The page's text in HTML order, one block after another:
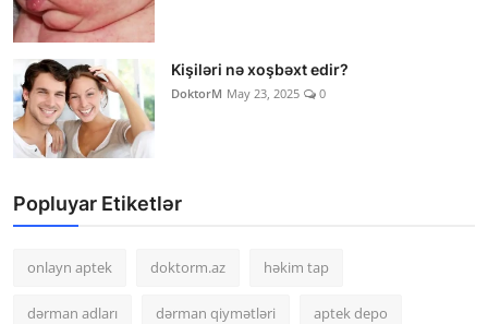
Kişiləri nə xoşbəxt edir?
DoktorM May 23, 2025 0
Popluyar Etiketlər
onlayn aptek doktorm.az həkim tap
dərman adları dərman qiymətləri aptek depo